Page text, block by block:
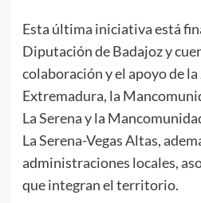
Esta última iniciativa está
Diputación de Badajoz y
colaboración y el apoyo de
Extremadura, la
La Serena y la
La Serena-Vegas Altas,
administraciones locales,
que integran el territorio.